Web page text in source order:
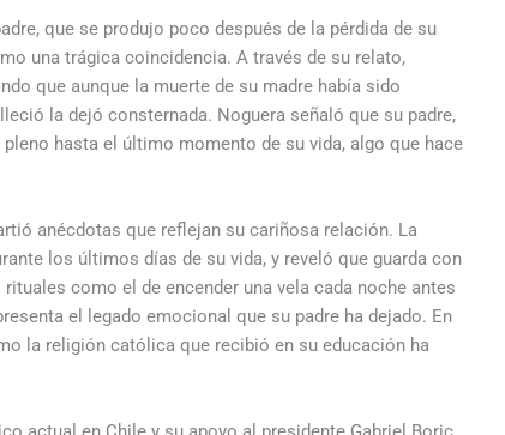
que se produjo poco después de la pérdida de su
una trágica coincidencia. A través de su relato,
que aunque la muerte de su madre había sido
la dejó consternada. Noguera señaló que su padre,
hasta el último momento de su vida, algo que hace
anécdotas que reflejan su cariñosa relación. La
los últimos días de su vida, y reveló que guarda con
como el de encender una vela cada noche antes
el legado emocional que su padre ha dejado. En
la religión católica que recibió en su educación ha